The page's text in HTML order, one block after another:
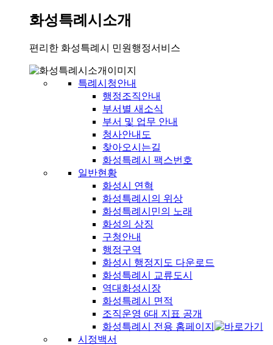
화성특례시소개
편리한 화성특례시 민원행정서비스
특례시청안내
행정조직안내
부서별 새소식
부서 및 업무 안내
청사안내도
찾아오시는길
화성특례시 팩스번호
일반현황
화성시 연혁
화성특례시의 위상
화성특례시민의 노래
화성의 상징
구청안내
행정구역
화성시 행정지도 다운로드
화성특례시 교류도시
역대화성시장
화성특례시 면적
조직운영 6대 지표 공개
화성특례시 전용 홈페이지
시정백서